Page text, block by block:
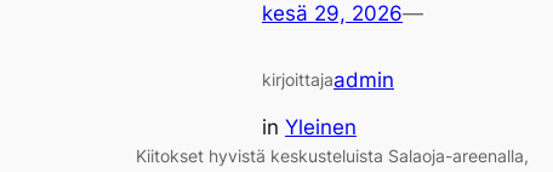
kesä 29, 2026—
kirjoittajaadmin
in Yleinen
Kiitokset hyvistä keskusteluista Salaoja-areenalla,